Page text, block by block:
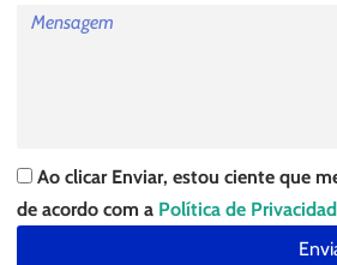
Ao clicar Enviar, estou ciente que
de acordo com a Política de